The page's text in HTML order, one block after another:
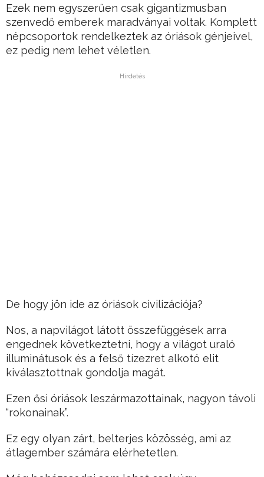
Ezek nem egyszerűen csak gigantizmusban
szenvedő emberek maradványai voltak. Komplett
népcsoportok rendelkeztek az óriások génjeivel,
ez pedig nem lehet véletlen.
Hirdetés
De hogy jön ide az óriások civilizációja?
Nos, a napvilágot látott összefüggések arra
engednek következtetni, hogy a világot uraló
illuminátusok és a felső tízezret alkotó elit
kiválasztottnak gondolja magát.
Ezen ősi óriások leszármazottainak, nagyon távoli
“rokonainak”.
Ez egy olyan zárt, belterjes közösség, ami az
átlagember számára elérhetetlen.